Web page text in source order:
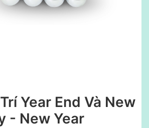
Year End Và New
- New Year